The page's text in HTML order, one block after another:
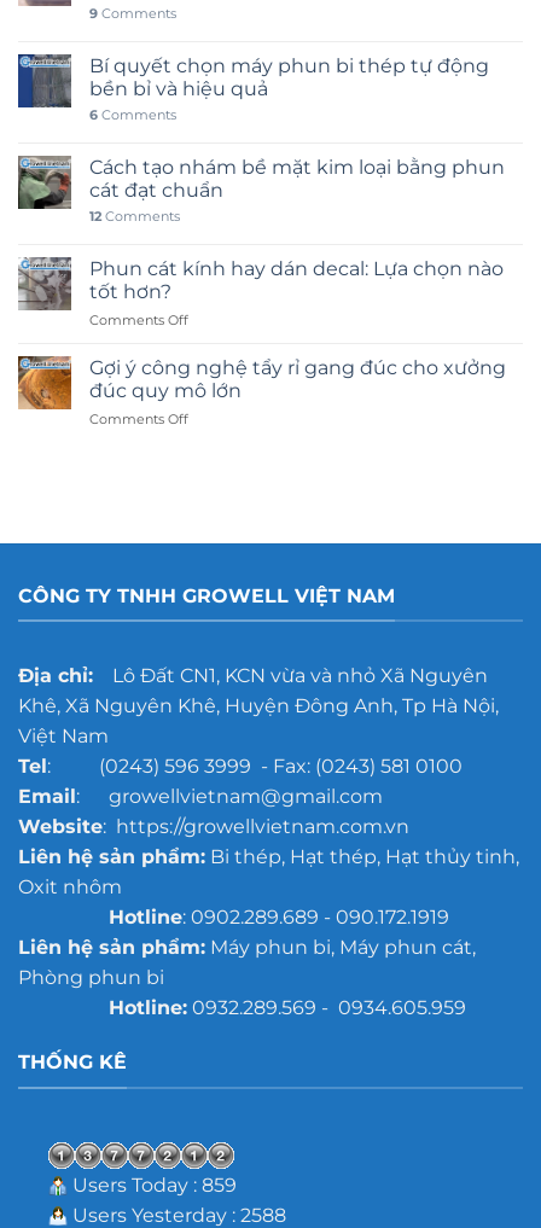
9 Comments
Bí quyết chọn máy phun bi thép tự động
bền bỉ và hiệu quả
6 Comments
Cách tạo nhám bề mặt kim loại bằng phun
cát đạt chuẩn
12Comments
Phun cát kính hay dán decal: Lựa chọn nào
tốt hơn?
Comments Offon
cát
kính
hay
dán
hơn?
Gợi ý công nghệ tẩy rỉ gang đúc cho xưởng
đúc quy mô lớn
Comments Offon
rỉ
cho
xưởng
quy
mô
lớn
CÔNG TY TNHH GROWELL VIỆT NAM
Địa chỉ:Lô Đất CN1, KCN vừa và nhỏ Xã Nguyên
Khê, Xã Nguyên Khê, Huyện Đông Anh, Tp Hà Nội,
Việt Nam
Tel: (0243) 596 3999 - Fax: (0243) 581 0100
Email: growellvietnam@gmail.com
Website: https://growellvietnam.com.vn
Liên hệ sản phẩm:Bi thép, Hạt thép, Hạt thủy tinh,
Oxit nhôm
Hotline: 0902.289.689 - 090.172.1919
Liên hệ sản phẩm:Máy phun bi, Máy phun cát,
Phòng phun bi
Hotline:0932.289.569 - 0934.605.959
THỐNG KÊ
Users Today : 859
Users Yesterday : 2588